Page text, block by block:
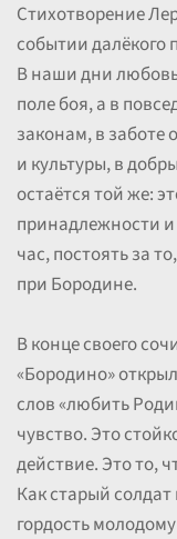
Стихотворение
событии далёкого
В наши дни
поле боя, а в
законам, в заботе
и культуры, в
остаётся той же:
принадлежности и
час, постоять за
при Бородине.
В конце своего
«Бородино»
слов «любить
чувство. Это
действие. Это то,
Как старый
гордость